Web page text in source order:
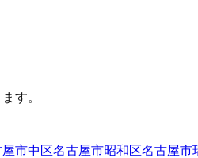
す。
市中区名古屋市昭和区名古屋市